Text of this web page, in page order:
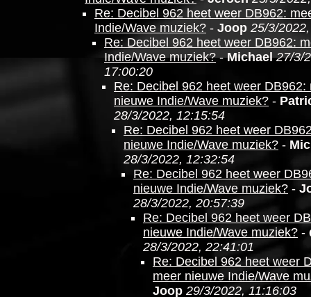
Re: Decibel 962 heet weer DB962:
Indie/Wave muziek? - Joop 25/3/
Re: Decibel 962 heet weer DB962:
Indie/Wave muziek?-Michael 27/3/
17:00:20
Re: Decibel 962 heet weer DB962:
nieuwe Indie/Wave muziek? -
28/3/2022, 12:15:54
Re: Decibel 962 heet weer
nieuwe Indie/Wave muziek? -
28/3/2022, 12:32:54
Re: Decibel 962 heet weer
nieuwe Indie/Wave muziek? -
28/3/2022, 20:57:39
Re: Decibel 962 heet weer
nieuwe Indie/Wave muziek? -
28/3/2022, 22:41:01
Re: Decibel 962 heet weer
meer nieuwe Indie/Wave
Joop 29/3/2022, 11:16:03